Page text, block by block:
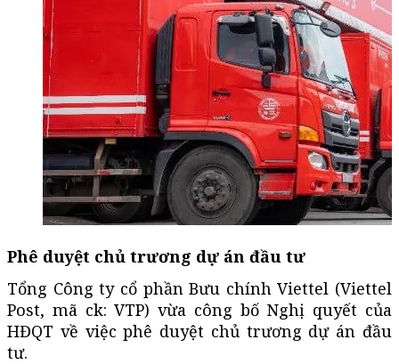
Phê duyệt chủ trương dự án đầu tư
Tổng Công ty cổ phần Bưu chính Viettel (Viettel
Post, mã ck: VTP) vừa công bố Nghị quyết của
HĐQT về việc phê duyệt chủ trương dự án đầu
tư.